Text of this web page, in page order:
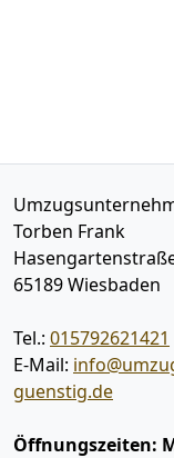
Torben Frank
65189Wiesbaden
Tel.: 015792621421
E-Mail:
guenstig.de
Öffnungszeiten: